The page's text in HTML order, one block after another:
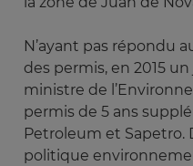
N’ayant pas répondu
des permis, en 2015
ministre de
permis de 5 ans
Petroleum et Sapetro.
politique